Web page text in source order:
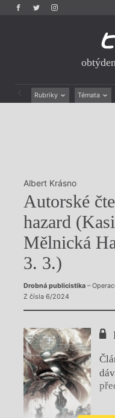
Rubriky Témata
Albert Krásno
Autorské
hazard
Mělnická
3. 3.)
Drobná publicistika–
Z čísla 6/2024